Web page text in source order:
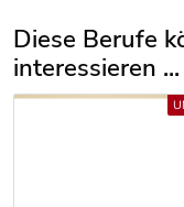
Diese Berufe
interessieren ...
Uber weitere